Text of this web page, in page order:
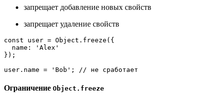
запрещает добавление новых свойств
запрещает удаление свойств
const user = Object . freeze ({
name :
'Alex'
});
user. name = 'Bob' ; // не сработает
Ограничение Object.freeze